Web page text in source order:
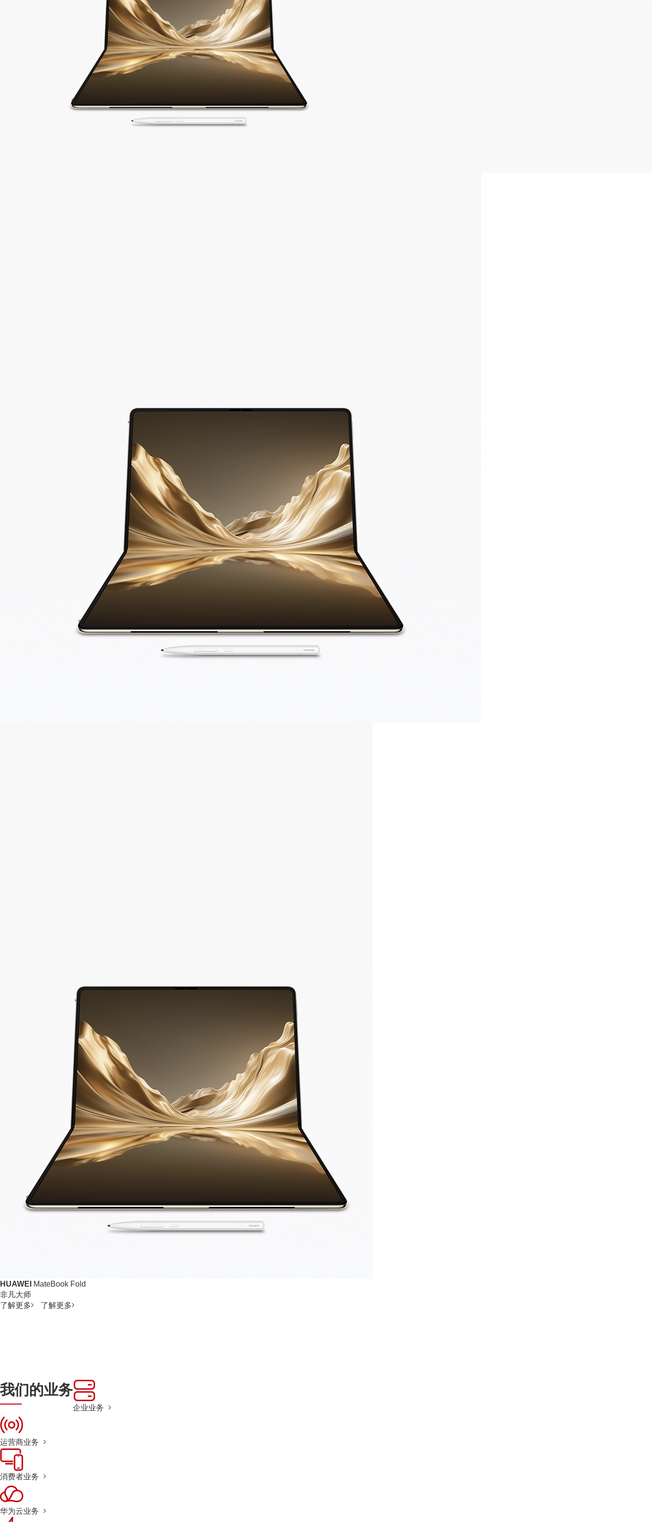
HUAWEI
MateBook Fold
非凡大师
了解更多
了解更多
我们的业务
企业业务
运营商业务
消费者业务
华为云业务